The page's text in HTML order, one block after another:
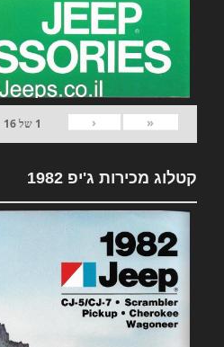
«
‹
1 של16
קטלוג מכירות ג'יפ 1982